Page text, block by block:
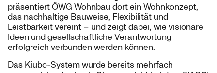
präsentiert ÖWG Wohnbau dort ein Wohnkonzept,
das nachhaltige Bauweise, Flexibilität und
Leistbarkeit vereint – und zeigt dabei, wie visionäre
Ideen und gesellschaftliche Verantwortung
erfolgreich verbunden werden können.
Das Kiubo-System wurde bereits mehrfach